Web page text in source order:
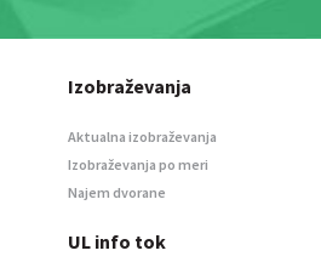
Izobraževanja
Aktualna izobraževanja
Izobraževanja po meri
Najem dvorane
UL info tok